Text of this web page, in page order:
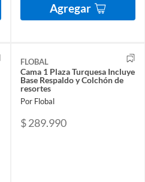
Agregar
FLOBAL
Cama 1 Plaza Turquesa Incluye
Base Respaldo y Colchón de
resortes
Por Flobal
$ 289.990